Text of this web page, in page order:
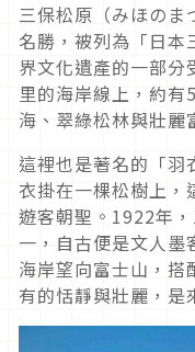
三保松原（みほのま
名勝，被列為「日本
界文化遺產的一部
里的海岸線上，約
海、翠綠松林與壯麗
這裡也是著名的「羽
衣掛在一棵松樹上，
遊客朝聖。1922年
一，自古便是文人墨
海岸望向富士山，搭
有的恬靜與壯麗，是